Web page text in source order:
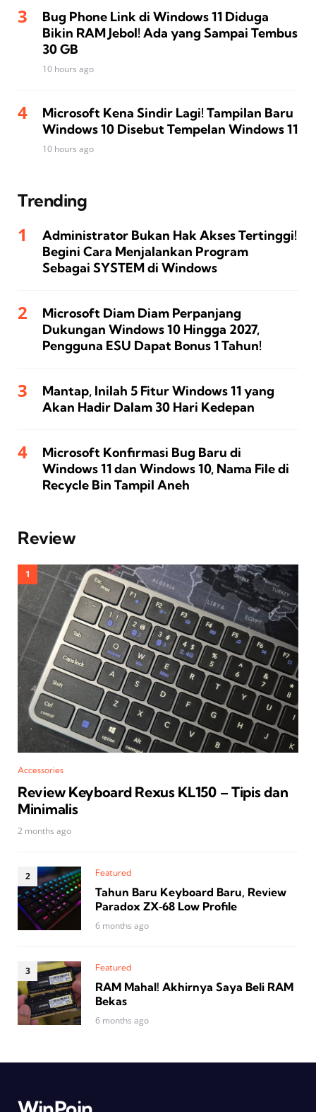
Bug Phone Link di Windows 11 Diduga
Bikin RAM Jebol! Ada yang Sampai Tembus
30 GB
10 hours ago
Microsoft Kena Sindir Lagi! Tampilan Baru
Windows 10 Disebut Tempelan Windows 11
10 hours ago
Trending
Administrator Bukan Hak Akses Tertinggi!
Begini Cara Menjalankan Program
Sebagai SYSTEM di Windows
Microsoft Diam Diam Perpanjang
Dukungan Windows 10 Hingga 2027,
Pengguna ESU Dapat Bonus 1 Tahun!
Mantap, Inilah 5 Fitur Windows 11 yang
Akan Hadir Dalam 30 Hari Kedepan
Microsoft Konfirmasi Bug Baru di
Windows 11 dan Windows 10, Nama File di
Recycle Bin Tampil Aneh
Review
Accessories
Review Keyboard Rexus KL150 – Tipis dan
Minimalis
2 months ago
Featured
Tahun Baru Keyboard Baru, Review
Paradox ZX‑68 Low Profile
6 months ago
Featured
RAM Mahal! Akhirnya Saya Beli RAM
Bekas
6 months ago